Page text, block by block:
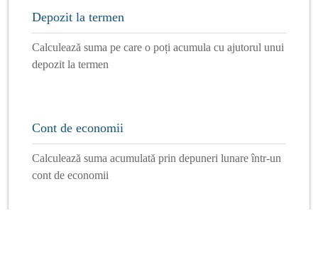
Depozit la termen
Calculează suma pe care o poți acumula cu ajutorul unui
depozit la termen
Cont de economii
Calculează suma acumulată prin depuneri lunare într-un
cont de economii